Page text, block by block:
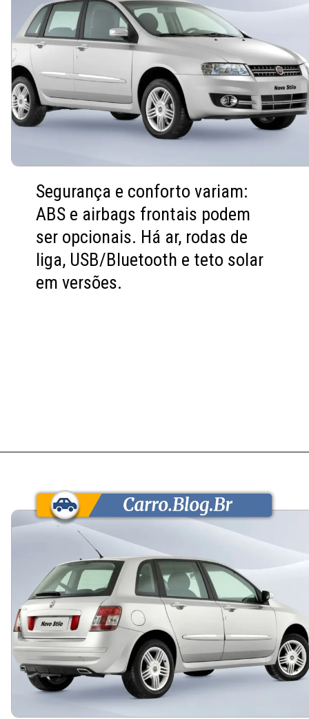
Segurança e conforto variam:
ABS e airbags frontais podem
ser opcionais. Há ar, rodas de
liga, USB/Bluetooth e teto solar
em versões.